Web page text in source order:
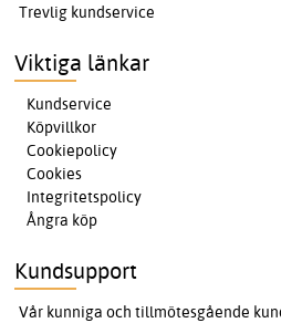
Trevlig kundservice
Viktiga länkar
Kundservice
Köpvillkor
Cookiepolicy
Cookies
Integritetspolicy
Ångra köp
Kundsupport
Vår kunniga och tillmötesgående